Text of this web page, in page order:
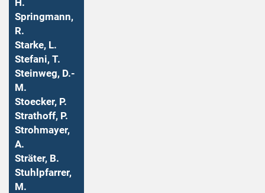
H.
Springmann,
R.
Starke, L.
Stefani, T.
Steinweg, D.-
M.
Stoecker, P.
Strathoff, P.
Strohmayer,
A.
Sträter, B.
Stuhlpfarrer,
M.